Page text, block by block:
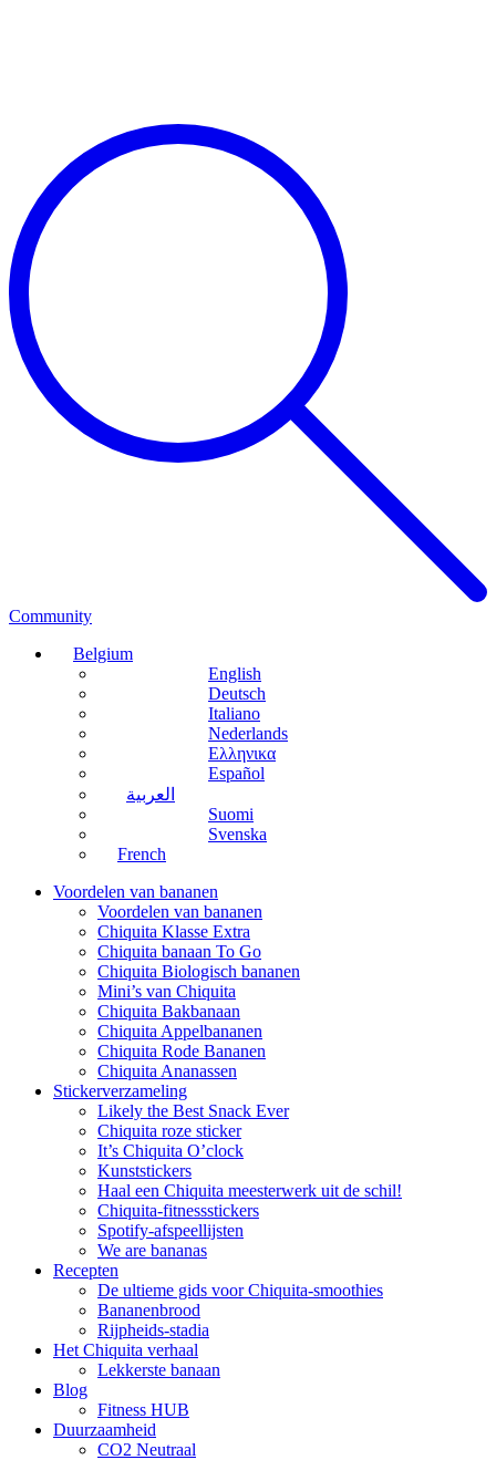
Community
Belgium
English
Deutsch
Italiano
Nederlands
Ελληνικα
Español
العربية
Suomi
Svenska
French
Voordelen van bananen
Voordelen van bananen
Chiquita Klasse Extra
Chiquita banaan To Go
Chiquita Biologisch bananen
Mini’s van Chiquita
Chiquita Bakbanaan
Chiquita Appelbananen
Chiquita Rode Bananen
Chiquita Ananassen
Stickerverzameling
Likely the Best Snack Ever
Chiquita roze sticker
It’s Chiquita O’clock
Kunststickers
Haal een Chiquita meesterwerk uit de schil!
Chiquita-fitnessstickers
Spotify-afspeellijsten
We are bananas
Recepten
De ultieme gids voor Chiquita-smoothies
Bananenbrood
Rijpheids-stadia
Het Chiquita verhaal
Lekkerste banaan
Blog
Fitness HUB
Duurzaamheid
CO2 Neutraal